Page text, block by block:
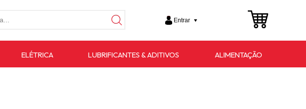
Entrar
ELÉTRICA LUBRIFICANTES & ADITIVOS ALIMENTAÇÃO